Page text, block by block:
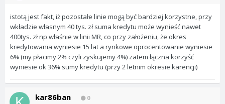
istotą jest fakt, iż pozostałe linie mogą być bardziej korzystne, przy
wkładzie własnym 40 tys. zł suma kredytu może wynieść nawet
400tys. zł np właśnie w linii MR, co przy założeniu, że okres
kredytowania wyniesie 15 lat a rynkowe oprocentowanie wyniesie
6% (my płacimy 2% czyli zyskujemy 4%) zatem łączna korzyść
wyniesie ok 36% sumy kredytu (przy 2 letnim okresie karencji)
kar86ban 0